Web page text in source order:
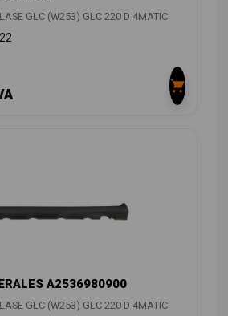
GLC (W253) GLC 220 D 4MATIC
A2536980900
GLC (W253) GLC 220 D 4MATIC